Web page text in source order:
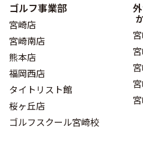
ゴルフ事業部
宮崎店
宮崎南店
熊本店
福岡西店
タイトリスト館
桜ヶ丘店
ゴルフスクール宮崎校